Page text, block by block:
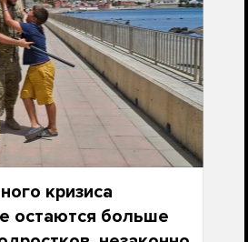
кризиса
остаются больше